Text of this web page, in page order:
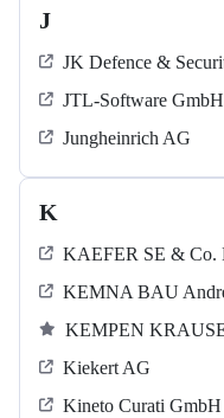
J
JK Defence &
JTL-Software GmbH
Jungheinrich AG
K
KAEFER SE & Co.
KEMNA BAU
KEMPEN
Kiekert AG
Kineto Curati GmbH